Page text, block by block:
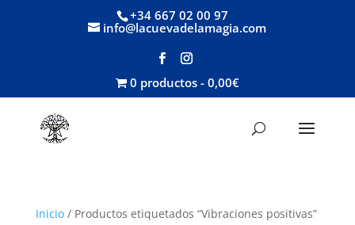
+34 667 02 00 97
info@lacuevadelamagia.com
0 productos 0,00€
Inicio/ Productos etiquetados “Vibraciones positivas”